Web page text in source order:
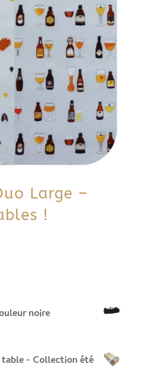
Large –
!
noire
- Collection été